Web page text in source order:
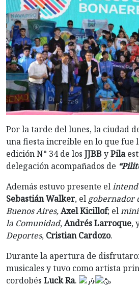
Por la tarde del lunes, la ciudad
una fiesta increíble en lo que fue
edición N° 34 de los JJBByPila
delegación acompañados de
Además estuvo presente el
Sebastián Walker, el gobernador
Buenos Aires,Axel Kicillof; el
la Comunidad,Andrés Larroque,
Deportes, Cristian Cardozo.
Durante la apertura de
musicales y tuvo como artista
cordobés Luck Ra.